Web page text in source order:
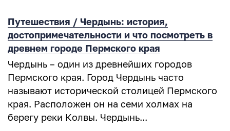
Путешествия / Чердынь: история,
достопримечательности и что посмотреть в
древнем городе Пермского края
Чердынь – один из древнейших городов
Пермского края. Город Чердынь часто
называют исторической столицей Пермского
края. Расположен он на семи холмах на
берегу реки Колвы. Чердынь...